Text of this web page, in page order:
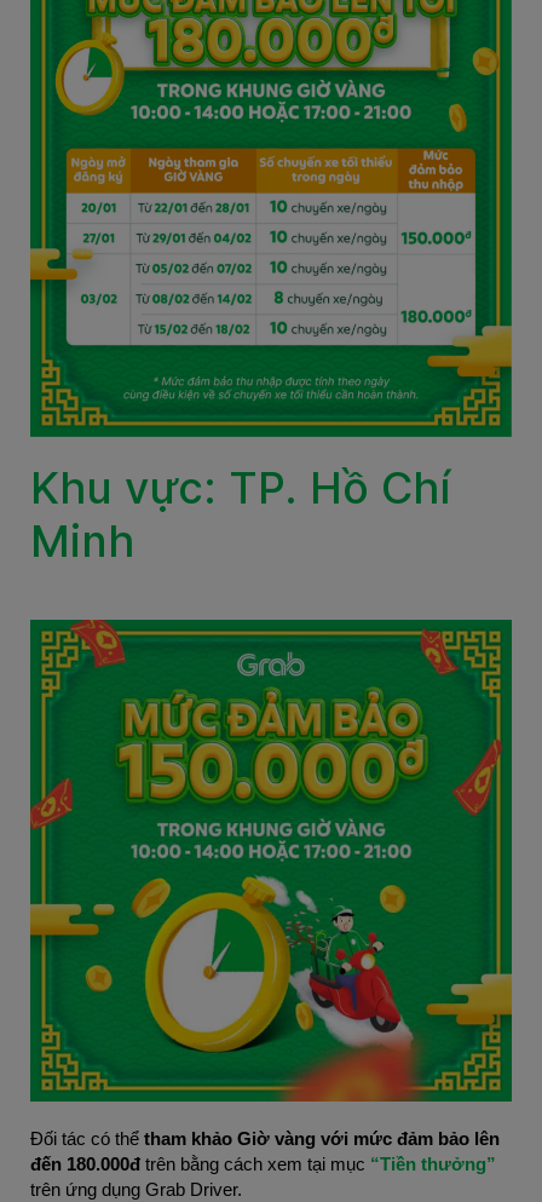
Khu vực: TP. Hồ Chí
Minh
Đối tác có thể tham khảo Giờ vàng với mức đảm bảo lên
đến 180.000đ trên bằng cách xem tại mục “Tiền thưởng”
trên ứng dụng Grab Driver.